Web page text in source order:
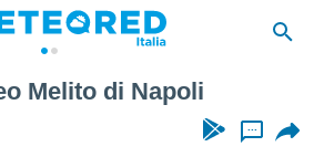
Melito di Napoli
...